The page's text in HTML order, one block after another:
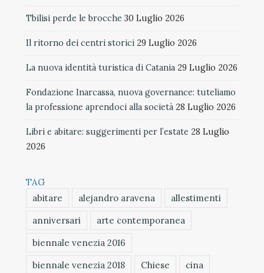
Tbilisi perde le brocche 30 Luglio 2026
Il ritorno dei centri storici 29 Luglio 2026
La nuova identità turistica di Catania 29 Luglio 2026
Fondazione Inarcassa, nuova governance: tuteliamo
la professione aprendoci alla società 28 Luglio 2026
Libri e abitare: suggerimenti per l’estate 28 Luglio
2026
TAG
abitare
alejandro aravena
allestimenti
anniversari
arte contemporanea
biennale venezia 2016
biennale venezia 2018
Chiese cina